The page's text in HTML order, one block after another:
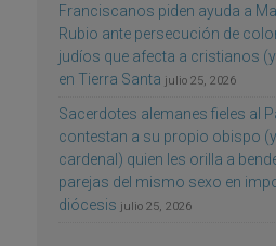
Franciscanos piden ayuda a
Rubio ante persecución de
judíos que afecta a cristianos
en Tierra Santa julio 25, 2026
Sacerdotes alemanes fieles al
contestan a su propio obispo (y
cardenal) quien les orilla a
parejas del mismo sexo en
diócesis julio 25, 2026